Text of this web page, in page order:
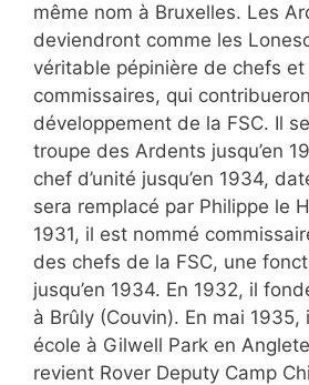
même nom à Bruxelles. Les
deviendront comme les
véritable pépinière de chefs et
commissaires, qui
développement de la FSC. Il
troupe des Ardents jusqu’en
chef d’unité jusqu’en 1934,
sera remplacé par Philippe le
1931, il est nommé
des chefs de la FSC, une
jusqu’en 1934. En 1932, il
à Brûly (Couvin). En mai
école à Gilwell Park en
revient Rover Deputy Camp